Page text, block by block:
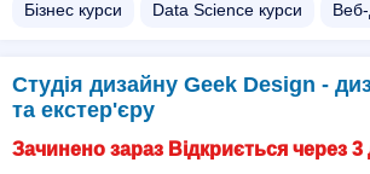
Бізнес курси Data Science курси
Студія дизайну Geek Design -
та екстер'єру
Зачинено зараз Відкриється через 3